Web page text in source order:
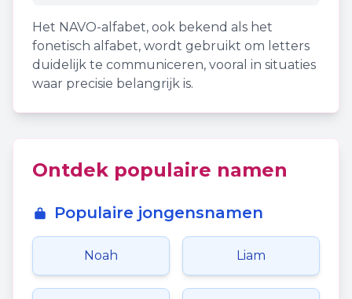
Het NAVO-alfabet, ook bekend als het
fonetisch alfabet, wordt gebruikt om letters
duidelijk te communiceren, vooral in situaties
waar precisie belangrijk is.
Ontdek populaire namen
Populaire jongensnamen
Noah Liam